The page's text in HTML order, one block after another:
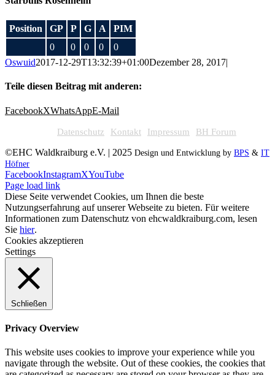
Position GP P G A
PIM
0
0 0 0
0
Oswuid2017-12-29T13:32:39+01:00Dezember 28, 2017|
Teile diesen Beitrag mit anderen:
FacebookXWhatsAppE-Mail
Datenschutz Kontakt Impressum BH Forum
©EHC Waldkraiburg e.V. | 2025 Design und Entwicklung by BPS & IT
Höfner
FacebookInstagramXYouTube
Page load link
Diese Seite verwendet Cookies, um Ihnen die beste
Nutzungserfahrung auf unserer Webseite zu bieten. Für weitere
Informationen zum Datenschutz von ehcwaldkraiburg.com, lesen
Sie hier.
Cookies akzeptieren
Settings
Schließen
Privacy Overview
This website uses cookies to improve your experience while you
navigate through the website. Out of these cookies, the cookies that